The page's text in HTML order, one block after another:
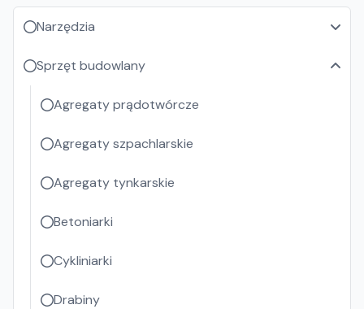
Narzędzia
Sprzęt budowlany
Agregaty prądotwórcze
Agregaty szpachlarskie
Agregaty tynkarskie
Betoniarki
Cykliniarki
Drabiny